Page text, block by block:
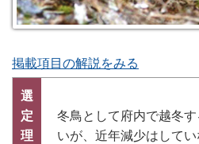
掲載項目の解説をみる
選
定
理
冬鳥として府内で越冬
いが、近年減少はしてい